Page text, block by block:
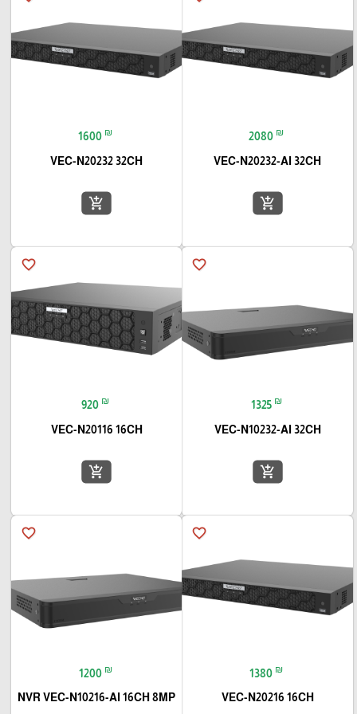
2080 ₪
VEC-N20232-AI 32CH
add_shopping_cart
1600 ₪
VEC-N20232 32CH
add_shopping_cart
favorite_border
1325 ₪
VEC-N10232-AI 32CH
add_shopping_cart
favorite_border
920 ₪
VEC-N20116 16CH
add_shopping_cart
favorite_border
1380 ₪
VEC-N20216 16CH
favorite_border
1200 ₪
NVR VEC-N10216-AI 16CH 8MP